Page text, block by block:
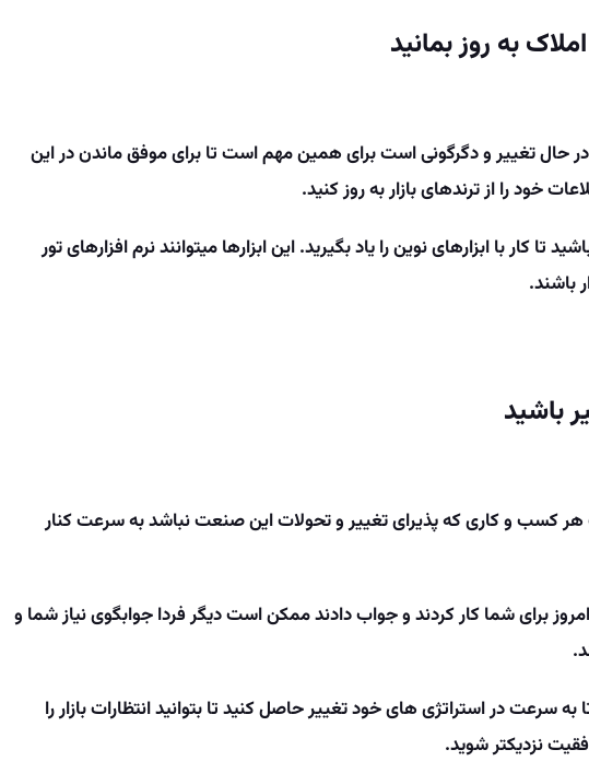
حال تغییر و دگرگونی است برای همین مهم است تا برای موفق ماندن در این
خود را از ترندهای بازار به­ روز کنید.
تا کار با ابزارهای نوین را یاد بگیرید. این ابزارها می­توانند نرم ­افزارهای تور
باشند.
هر کسب­ و کاری که پذیرای تغییر و تحولات این صنعت نباشد به سرعت کنار
برای شما کار کردند و جواب دادند ممکن است دیگر فردا جوابگوی نیاز شما و
به سرعت در استراتژی­ های خود تغییر حاصل کنید تا بتوانید انتظارات بازار را
نزدیک­تر شوید.